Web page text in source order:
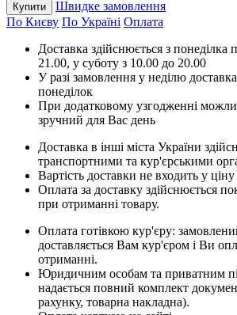
Купити
Швидке замовлення
По Києву По Україні Оплата
Доставка здійснюється з
21.00, у суботу з 10.00 до 20.00
У разі замовлення у неділю
понеділок
При додатковому узгодженні
зручний для Вас день
Доставка в інші міста України
транспортними та кур'єрськими
Вартість доставки не входить у
Оплата за доставку здійснюється
при отриманні товару.
Оплата готівкою кур'єру:
доставляється Вам кур'єром і Ви
отриманні.
Юридичним особам та приватним
надається повний комплект
рахунку, товарна накладна).